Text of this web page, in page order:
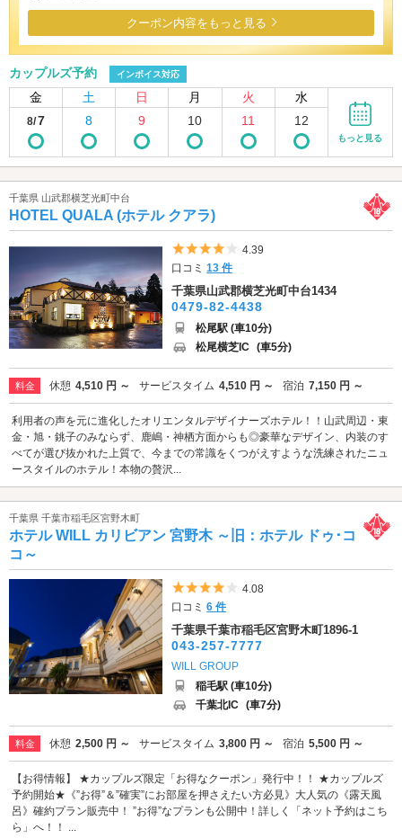
クーポン内容をもっと見る
カップルズ予約 インボイス対応
金 土 日 月 火 水
8/7 8 9 10 11 12
もっと見る
千葉県 山武郡横芝光町中台
HOTEL QUALA (ホテル クアラ)
5つ星のうち4
4.39
口コミ13 件
千葉県山武郡横芝光町中台1434
0479-82-4438
松尾駅 (車10分)
松尾横芝IC (車5分)
料金 休憩 4,510 円 ～ サービスタイム 4,510 円 ～ 宿泊 7,150 円 ～
利用者の声を元に進化したオリエンタルデザイナーズホテル！！山武周辺・東
金・旭・銚子のみならず、鹿嶋・神栖方面からも◎豪華なデザイン、内装のす
べてが選び抜かれた上質で、今までの常識をくつがえすような洗練されたニュ
ースタイルのホテル！本物の贅沢...
千葉県 千葉市稲毛区宮野木町
ホテル WILL カリビアン 宮野木 ～旧：ホテル ドゥ･コ
コ～
5つ星のうち4
4.08
口コミ6 件
千葉県千葉市稲毛区宮野木町1896-1
043-257-7777
WILL GROUP
稲毛駅 (車10分)
千葉北IC (車7分)
料金 休憩 2,500 円 ～ サービスタイム 3,800 円 ～ 宿泊 5,500 円 ～
【お得情報】 ★カップルズ限定「お得なクーポン」発行中！！ ★カップルズ
予約開始★《”お得”＆”確実”にお部屋を押さえたい方必見》大人気の《露天風
呂》確約プラン販売中！ ”お得”なプランも公開中！詳しく「ネット予約はこち
ら」へ！！ ...